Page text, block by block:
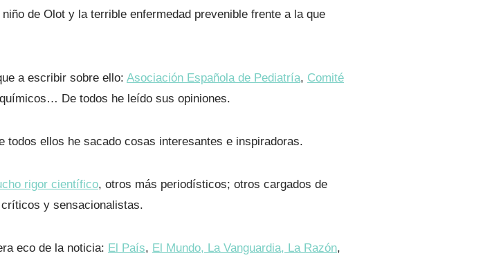
de Olot y la terrible enfermedad prevenible frente a la que
a escribir sobre ello: Asociación Española de Pediatría, Comité
De todos he leído sus opiniones.
ellos he sacado cosas interesantes e inspiradoras.
rigor científico, otros más periodísticos; otros cargados de
y sensacionalistas.
eco de la noticia: El País, El Mundo, La Vanguardia, La Razón,